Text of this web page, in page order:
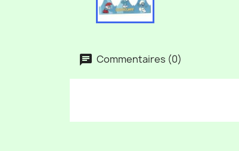
Commentaires (0)